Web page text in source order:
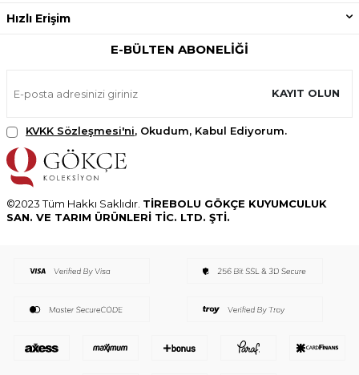
Hızlı Erişim
E-BÜLTEN ABONELIĞI
KAYIT OLUN
KVKK Sözleşmesi'ni, Okudum, Kabul Ediyorum.
©2023 Tüm Hakkı Saklıdır. TİREBOLU GÖKÇE KUYUMCULUK
SAN. VE TARIM ÜRÜNLERİ TİC. LTD. ŞTİ.